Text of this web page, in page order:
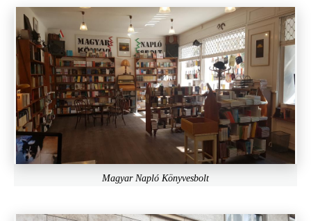
Magyar Napló Könyvesbolt